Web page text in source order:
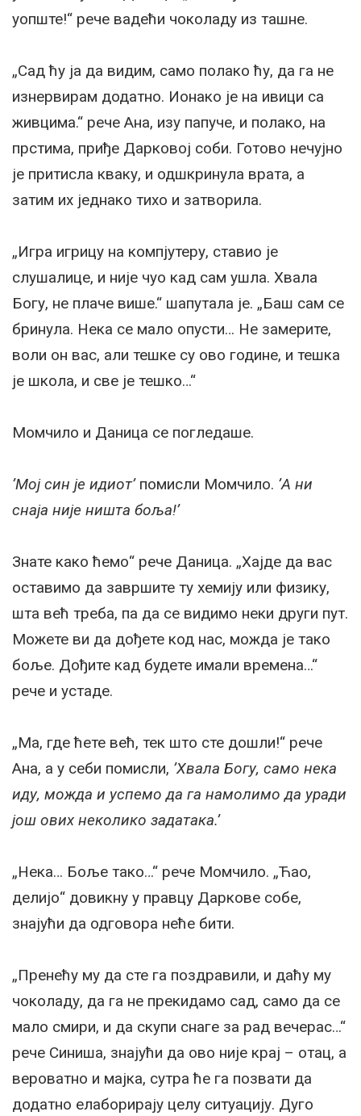
уопште!“ рече вадећи чоколаду из ташне.
„Сад ћу ја да видим, само полако ћу, да га не
изнервирам додатно. Ионако је на ивици са
живцима.“ рече Ана, изу папуче, и полако, на
прстима, приђе Дарковој соби. Готово нечујно
је притисла кваку, и одшкринула врата, а
затим их једнако тихо и затворила.
„Игра игрицу на компјутеру, ставио је
слушалице, и није чуо кад сам ушла. Хвала
Богу, не плаче више.“ шапутала је. „Баш сам се
бринула. Нека се мало опусти… Не замерите,
воли он вас, али тешке су ово године, и тешка
је школа, и све је тешко…“
Момчило и Даница се погледаше.
’Мој син је идиот’помисли Момчило. ’А ни
снаја није ништа боља!’
Знате како ћемо“ рече Даница. „Хајде да вас
оставимо да завршите ту хемију или физику,
шта већ треба, па да се видимо неки други пут.
Можете ви да дођете код нас, можда је тако
боље. Дођите кад будете имали времена…“
рече и устаде.
„Ма, где ћете већ, тек што сте дошли!“ рече
Ана, а у себи помисли, ’Хвала Богу, само нека
иду, можда и успемо да га намолимо да уради
још ових неколико задатака.’
„Нека… Боље тако…“ рече Момчило. „Ћао,
делијо“ довикну у правцу Даркове собе,
знајући да одговора неће бити.
„Пренећу му да сте га поздравили, и даћу му
чоколаду, да га не прекидамо сад, само да се
мало смири, и да скупи снаге за рад вечерас…“
рече Синиша, знајући да ово није крај – отац, а
вероватно и мајка, сутра ће га позвати да
додатно елаборирају целу ситуацију. Дуго